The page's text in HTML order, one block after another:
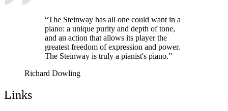
“The Steinway has all one could want in a
piano: a unique purity and depth of tone,
and an action that allows its player the
greatest freedom of expression and power.
The Steinway is truly a pianist's piano.”
Richard Dowling
Links